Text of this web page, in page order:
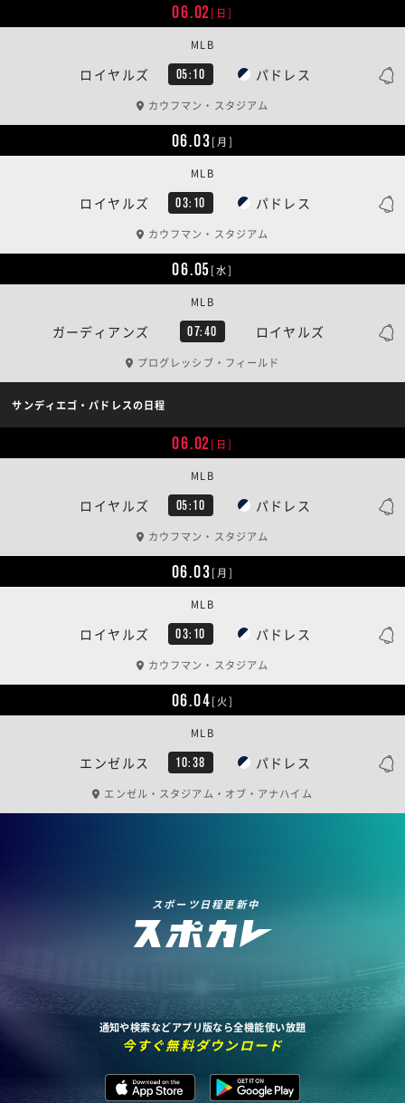
06.02[日]
ロイヤルズ 05:10 パドレス
MLB
カウフマン・スタジアム
06.03[月]
ロイヤルズ 03:10 パドレス
MLB
カウフマン・スタジアム
06.05[水]
ガーディアンズ 07:40 ロイヤルズ
MLB
プログレッシブ・フィールド
サンディエゴ・パドレスの日程
06.02[日]
ロイヤルズ 05:10 パドレス
MLB
カウフマン・スタジアム
06.03[月]
ロイヤルズ 03:10 パドレス
MLB
カウフマン・スタジアム
06.04[火]
エンゼルス 10:38 パドレス
MLB
エンゼル・スタジアム・オブ・アナハイム
スポーツ日程更新中
通知や検索などアプリ版なら全機能使い放題
今すぐ無料ダウンロード